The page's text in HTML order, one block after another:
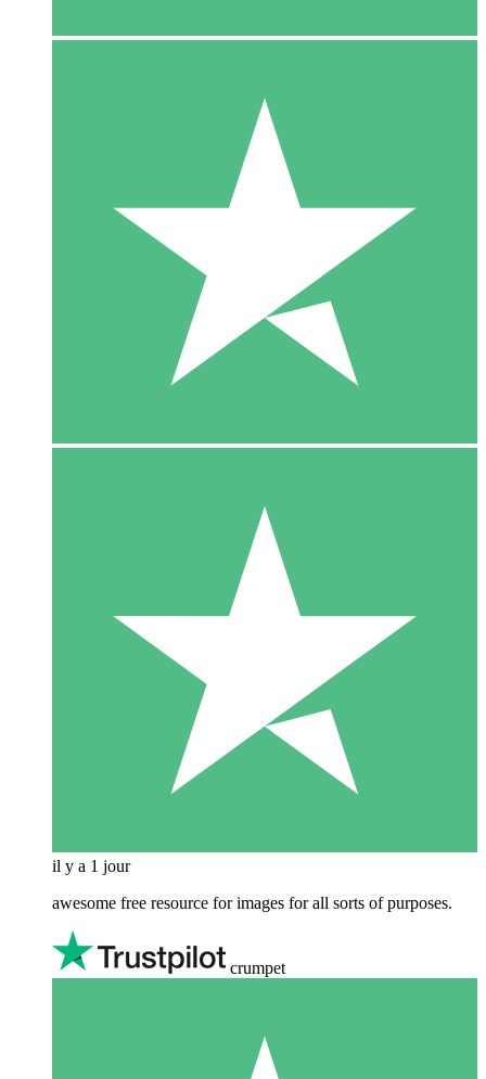
il y a 1 jour
awesome free resource for images for all sorts of purposes.
crumpet